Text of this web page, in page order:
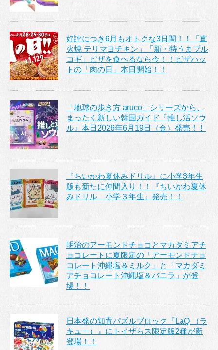
好評につき6月もオトクな3日間！！「直
火焼 テリマヨチキン」「新・特うまプル
コギ」ピザを食べるなら今！！ピザハッ
トの「肉の日」本日開始！！
「地球の歩き方 aruco」シリーズから、
まったく新しい韓国ガイド『推し活ソウ
ル』本日2026年6月19日（金）発売！！
『ちいかわ夏休みドリル』に小学3年生
版も新たに仲間入り！！『ちいかわ夏休
みドリル 小学３年生』発売！！
明治のアーモンドチョコとマカダミアチ
ョコレートに夏限定の「アーモンドチョ
コレート沖縄塩＆ミルク」と「マカダミ
アチョコレート沖縄塩＆バニラ」が登
場！！
日本発の知育パズルブロック『LaQ （ラ
キュー）』にトイザらス限定版2種が新
登場！！